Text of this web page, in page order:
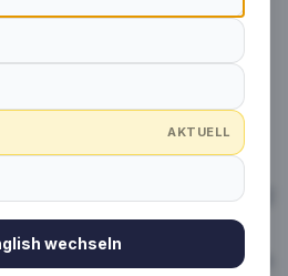
AKTUELL
wechseln
nötskal
erbjudande på bara 2
designförslag.
frakt till en adress inom